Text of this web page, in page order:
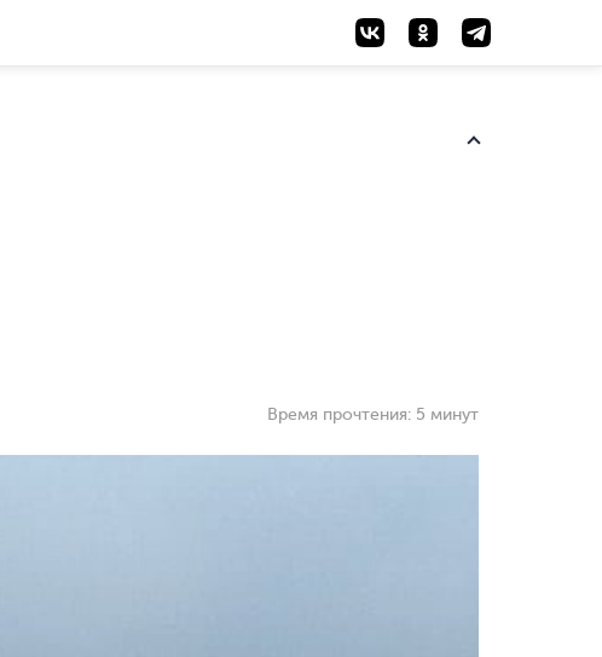
Время прочтения: 5 минут